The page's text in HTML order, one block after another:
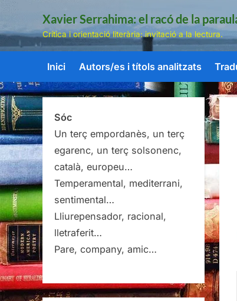
Skip
content
Xavier Serrahima: el racó de la
Crítica i orientació literària: invitació a la lectura.
Inici Autors/es i títols analitzats
Sóc
Un terç empordanès, un terç
egarenc, un terç solsonenc,
català, europeu…
Temperamental, mediterrani,
sentimental…
Lliurepensador, racional,
lletraferit…
Pare, company, amic…